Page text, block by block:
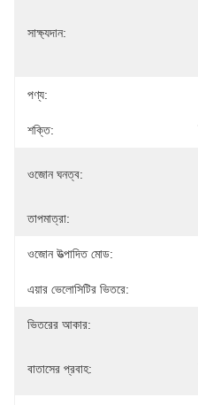
সাক্ষ্যদান:
পণ্য:
শক্তি:
ওজোন ঘনত্ব:
তাপমাত্রা:
ওজোন উত্পাদিত মোড:
এয়ার ভেলোসিটির ভিতরে:
ভিতরের আকার:
বাতাসের প্রবাহ: